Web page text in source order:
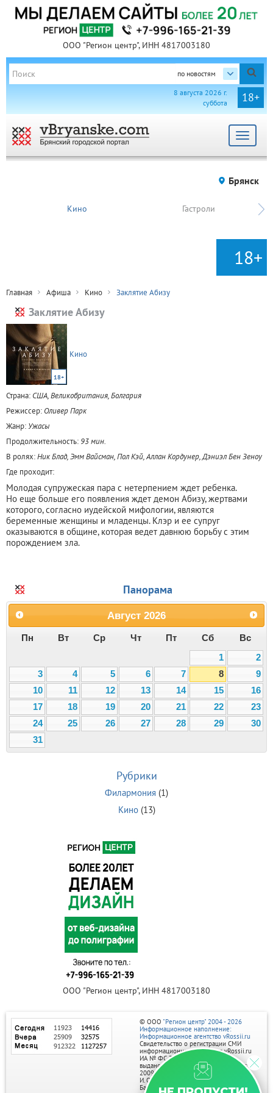
ООО "Регион центр", ИНН 4817003180
по новостям
18+
8 августа 2026 г.
суббота
Toggle
Брянск
Кино Гастроли
18+
Главная Афиша Кино Заклятие Абизу
Заклятие Абизу
18+
Кино
Страна: США, Великобритания, Болгария
Режиссер: Оливер Парк
Жанр: Ужасы
Продолжительность: 93 мин.
В ролях:Ник Блад, Эмм Вайсман, Пол Кэй, Аллан Кордунер, Дэниэл Бен Зеноу
Где проходит:
Молодая супружеская пара с нетерпением ждет ребенка.
Но еще больше его появления ждет демон Абизу, жертвами
которого, согласно иудейской мифологии, являются
беременные женщины и младенцы. Клэр и ее супруг
оказываются в общине, которая ведет давнюю борьбу с этим
порождением зла.
Панорама
Август 2026
Пн Вт Ср Чт Пт Сб
Вс
1
2
3
4 5 6 7 8
9
10
11 12 13 14 15
16
17
18 19 20 21 22
23
24
25 26 27 28 29
30
31
Рубрики
Филармония (1)
Кино(13)
ООО "Регион центр", ИНН 4817003180
© ООО "Регион центр" 2004 - 2026
Информационное наполнение:
Информационное агентство vRossii.ru
Свидетельство о регистрации СМИ
информационного агентства vRossii.ru
ИА № ФС 77‑35502
выдано РОСКОМНАДЗОРом 04 марта
2009г.
И. О. Главного редактора Нарыков А. Н.
Баннеры на портале размещаются на